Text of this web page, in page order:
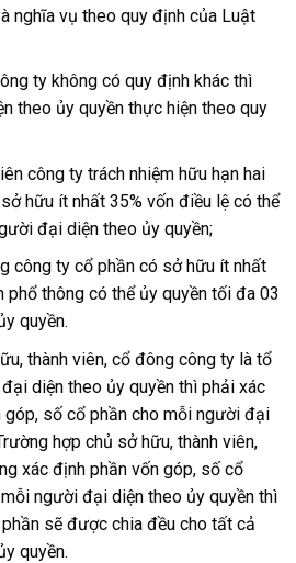
nghĩa vụ theo quy định của Luật
ty không có quy định khác thì
theo ủy quyền thực hiện theo quy
công ty trách nhiệm hữu hạn hai
hữu ít nhất 35% vốn điều lệ có thể
đại diện theo ủy quyền;
công ty cổ phần có sở hữu ít nhất
phổ thông có thể ủy quyền tối đa 03
quyền.
thành viên, cổ đông công ty là tổ
diện theo ủy quyền thì phải xác
góp, số cổ phần cho mỗi người đại
hợp chủ sở hữu, thành viên,
xác định phần vốn góp, số cổ
người đại diện theo ủy quyền thì
sẽ được chia đều cho tất cả
quyền.